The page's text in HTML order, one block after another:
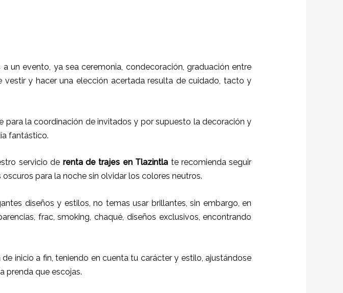
un evento, ya sea ceremonia, condecoración, graduación entre
vestir y hacer una elección acertada resulta de cuidado, tacto y
para la coordinación de invitados y por supuesto la decoración y
fantástico.
servicio de renta de trajes en Tlazintla te recomienda seguir
para la noche sin olvidar los colores neutros.
diseños y estilos, no temas usar brillantes, sin embargo, en
frac, smoking, chaqué, diseños exclusivos, encontrando
inicio a fin, teniendo en cuenta tu carácter y estilo, ajustándose
prenda que escojas.